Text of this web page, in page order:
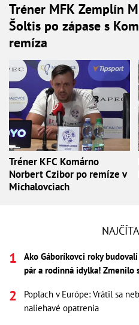
Tréner MFK Zemplín
Šoltis po zápase s
remíza
Tréner KFC Komárno
Norbert Czibor po remíze v
Michalovciach
Ako Gáboríkovci roky
pár a rodinná idylka! Zmenilo
Poplach v Európe: Vrátil sa
naliehavé opatrenia